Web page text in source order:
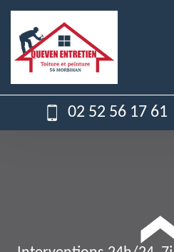
02 52 56 17 61